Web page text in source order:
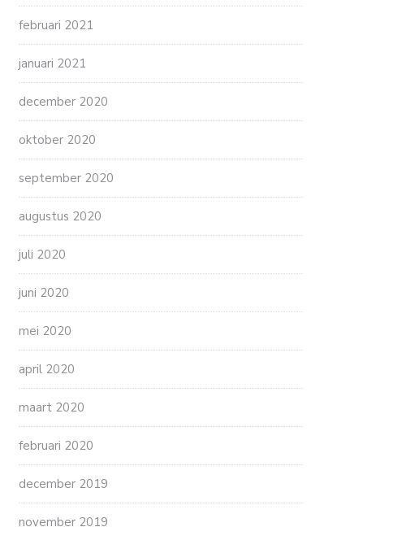
februari 2021
januari 2021
december 2020
oktober 2020
september 2020
augustus 2020
juli 2020
juni 2020
mei 2020
april 2020
maart 2020
februari 2020
december 2019
november 2019